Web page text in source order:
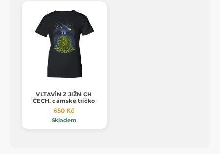
VLTAVÍN Z JIŽNÍCH
ČECH, dámské tričko
650 Kč
Skladem